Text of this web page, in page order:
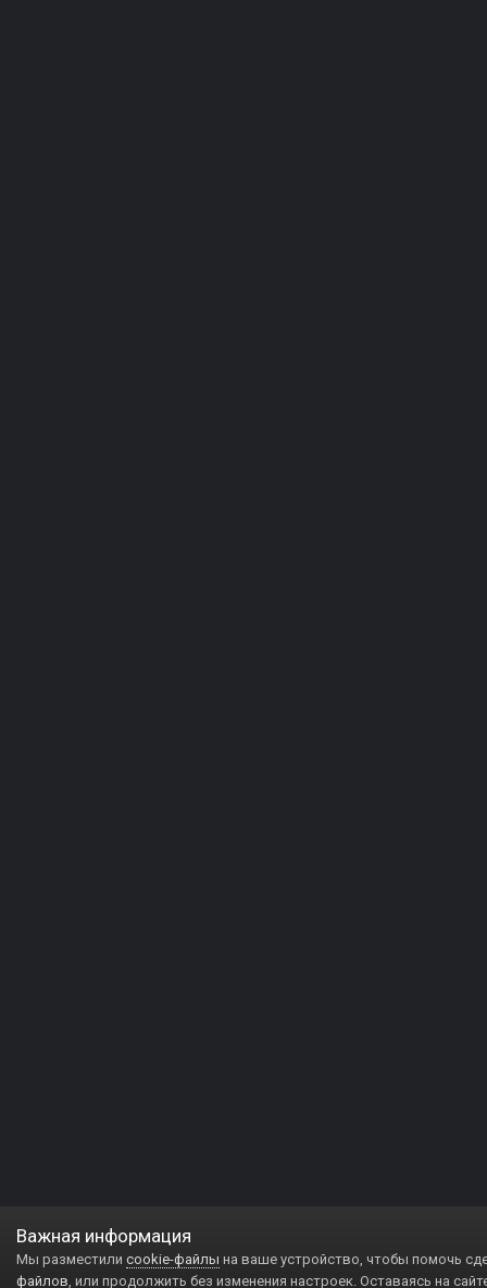
Важная информация
Мы разместили cookie-файлы на ваше устройство, чтобы помочь
файлов, или продолжить без изменения настроек. Оставаясь на